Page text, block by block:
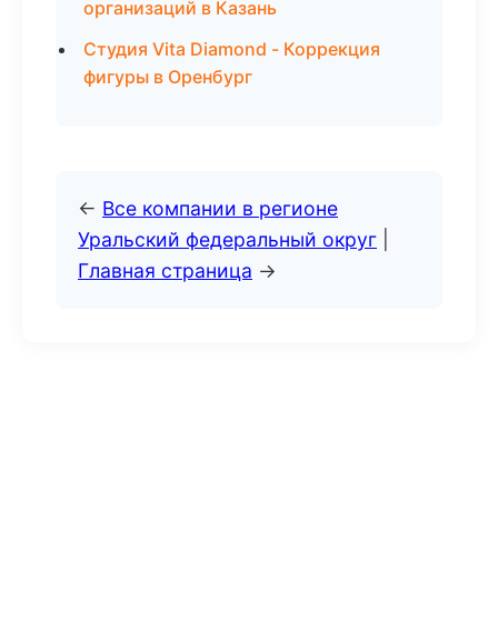
организаций в Казань
Студия Vita Diamond - Коррекция
фигуры в Оренбург
← Все компании в регионе
Уральский федеральный округ
Главная страница →